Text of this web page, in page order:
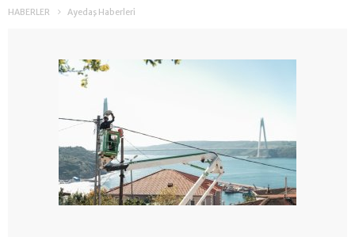
HABERLER Ayedaş Haberleri